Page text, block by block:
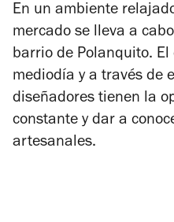
En un ambiente
mercado se lleva a
barrio de Polanquito.
mediodía y a través de
diseñadores tienen la
constante y dar a
artesanales.